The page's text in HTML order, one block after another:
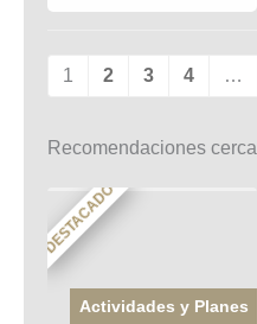
1 2 3 4 …
Recomendaciones cerca
DESTACADO
Actividades y Planes